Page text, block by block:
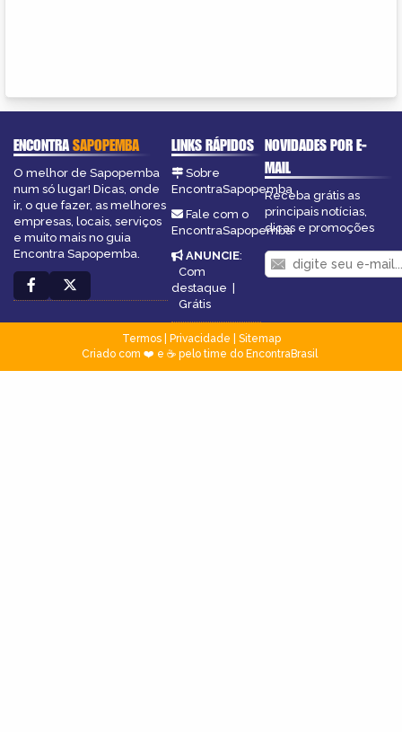
ENCONTRASAPOPEMBA
O melhor de Sapopemba
num só lugar! Dicas, onde
ir, o que fazer, as melhores
empresas, locais, serviços
e muito mais no guia
Encontra Sapopemba.
LINKS RÁPIDOS
Sobre
EncontraSapopemba
Fale com o
EncontraSapopemba
ANUNCIE:
Com
destaque |
Grátis
NOVIDADES POR E-
MAIL
Receba grátis as
principais notícias,
dicas e promoções
Termos| Privacidade
Sitemap
Criado com ❤️ e ☕ pelo time do EncontraBrasil